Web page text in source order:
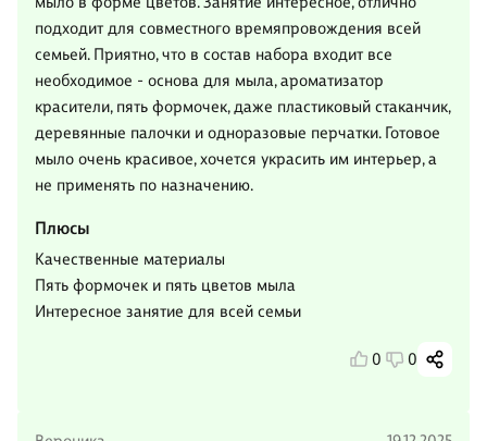
подходит для совместного времяпровождения всей
семьей. Приятно, что в состав набора входит все
необходимое - основа для мыла, ароматизатор
красители, пять формочек, даже пластиковый стаканчик,
деревянные палочки и одноразовые перчатки. Готовое
мыло очень красивое, хочется украсить им интерьер, а
не применять по назначению.
Плюсы
Качественные материалы
Пять формочек и пять цветов мыла
Интересное занятие для всей семьи
0 0